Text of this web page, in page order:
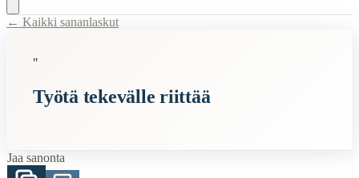
Description:Sanonta "Työtä tekevälle riittää" viittaa siihen, että
Työ
← Kaikki sananlaskut
"
Työtä tekevälle riittää
Jaa sanonta